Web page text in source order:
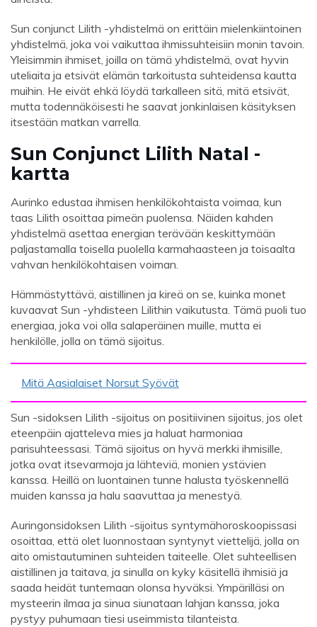
Sun conjunct Lilith -yhdistelmä on erittäin mielenkiintoinen
yhdistelmä, joka voi vaikuttaa ihmissuhteisiin monin tavoin.
Yleisimmin ihmiset, joilla on tämä yhdistelmä, ovat hyvin
uteliaita ja etsivät elämän tarkoitusta suhteidensa kautta
muihin. He eivät ehkä löydä tarkalleen sitä, mitä etsivät,
mutta todennäköisesti he saavat jonkinlaisen käsityksen
itsestään matkan varrella.
Sun Conjunct Lilith Natal -
kartta
Aurinko edustaa ihmisen henkilökohtaista voimaa, kun
taas Lilith osoittaa pimeän puolensa. Näiden kahden
yhdistelmä asettaa energian terävään keskittymään
paljastamalla toisella puolella karmahaasteen ja toisaalta
vahvan henkilökohtaisen voiman.
Hämmästyttävä, aistillinen ja kireä on se, kuinka monet
kuvaavat Sun -yhdisteen Lilithin vaikutusta. Tämä puoli tuo
energiaa, joka voi olla salaperäinen muille, mutta ei
henkilölle, jolla on tämä sijoitus.
Mitä Aasialaiset Norsut Syövät
Sun -sidoksen Lilith -sijoitus on positiivinen sijoitus, jos olet
eteenpäin ajatteleva mies ja haluat harmoniaa
parisuhteessasi. Tämä sijoitus on hyvä merkki ihmisille,
jotka ovat itsevarmoja ja lähteviä, monien ystävien
kanssa. Heillä on luontainen tunne halusta työskennellä
muiden kanssa ja halu saavuttaa ja menestyä.
Auringonsidoksen Lilith -sijoitus syntymähoroskoopissasi
osoittaa, että olet luonnostaan ​​syntynyt viettelijä, jolla on
aito omistautuminen suhteiden taiteelle. Olet suhteellisen
aistillinen ja taitava, ja sinulla on kyky käsitellä ihmisiä ja
saada heidät tuntemaan olonsa hyväksi. Ympärilläsi on
mysteerin ilmaa ja sinua siunataan lahjan kanssa, joka
pystyy puhumaan tiesi useimmista tilanteista.